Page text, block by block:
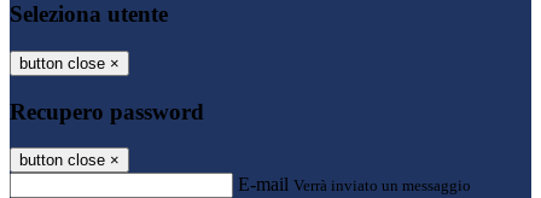
Seleziona utente
button close ×
Recupero password
button close ×
E-mail Verrà inviato un messaggio